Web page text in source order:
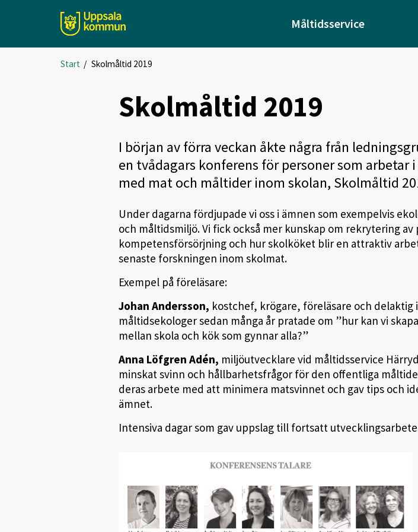
Måltidsservice
Start / Skolmåltid 2019
Skolmåltid 2019
I början av förra veckan åkte några från
en tvådagars konferens för personer som arbetar
med mat och måltider inom skolan, Skolmåltid
Under dagarna fördjupade vi oss i ämnen som exempelvis
och måltidsmiljö. Vi fick också mer kunskap om rekrytering av
kompetensförsörjning och hur skolköket blir en attraktiv
senaste forskningen inom skolmat.
Exempel på föreläsare:
Johan Andersson, kostchef, krögare, föreläsare och
måltidsekologer sedan många år pratade om ”hur kan vi
mellan skola och kök som gynnar alla?”
Anna Löfgren Adén, miljöutvecklare vid måltidsservice
minskat svinn och hållbarhetsfrågor för den offentliga
deras arbete med att minimera matsvinnet och gav tips och
ämnet.
Intensiva dagar som gav uppslag till fortsatt